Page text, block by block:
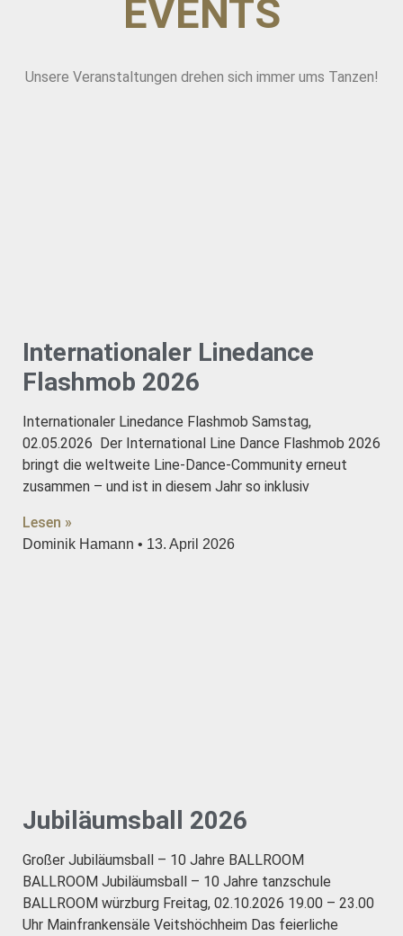
EVENTS
Unsere Veranstaltungen drehen sich immer ums Tanzen!
Internationaler Linedance
Flashmob 2026
Internationaler Linedance Flashmob Samstag,
02.05.2026 Der International Line Dance Flashmob 2026
bringt die weltweite Line-Dance-Community erneut
zusammen – und ist in diesem Jahr so inklusiv
Lesen »
Dominik Hamann 13. April 2026
Jubiläumsball 2026
Großer Jubiläumsball – 10 Jahre BALLROOM
BALLROOM Jubiläumsball – 10 Jahre tanzschule
BALLROOM würzburg Freitag, 02.10.2026 19.00 – 23.00
Uhr Mainfrankensäle Veitshöchheim Das feierliche